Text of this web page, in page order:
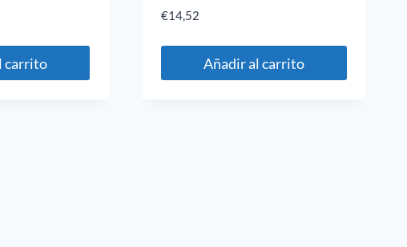
carrito
€14,52
Añadir al carrito